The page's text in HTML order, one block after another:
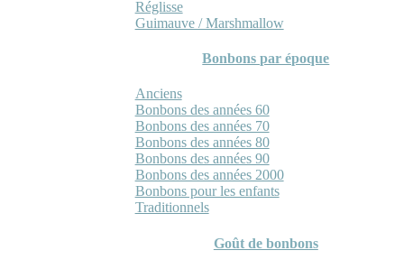
Réglisse
Guimauve / Marshmallow
Bonbons par époque
Anciens
Bonbons des années 60
Bonbons des années 70
Bonbons des années 80
Bonbons des années 90
Bonbons des années 2000
Bonbons pour les enfants
Traditionnels
Goût de bonbons